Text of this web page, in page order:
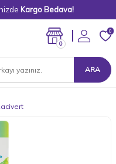
Kargo Bedava!
ARA
0
0